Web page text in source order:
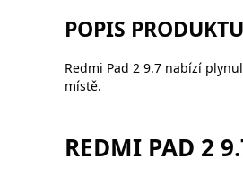
POPIS PRODUKTU
Redmi Pad 2 9.7 nabízí
místě.
REDMI PAD 2